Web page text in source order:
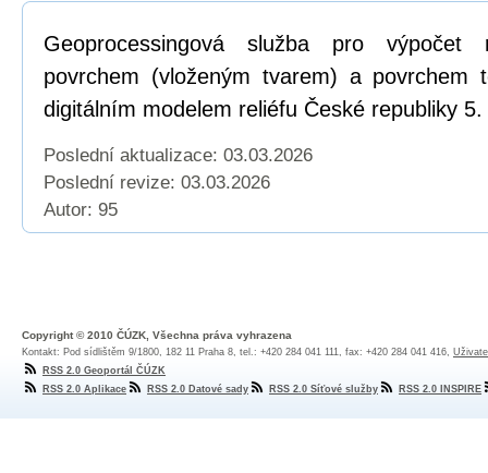
Geoprocessingová služba pro výpočet
povrchem (vloženým tvarem) a povrchem
digitálním modelem reliéfu České republiky
Poslední aktualizace: 03.03.2026
Poslední revize: 03.03.2026
Autor: 95
Copyright © 2010 ČÚZK, Všechna práva vyhrazena
Kontakt: Pod sídlištěm 9/1800, 182 11 Praha 8, tel.: +420 284 041 111, fax: +420 284 041 416,
RSS 2.0 Geoportál ČÚZK
RSS 2.0 Aplikace
RSS 2.0 Datové sady RSS 2.0 Síťové služby RSS 2.0 INSPIRE